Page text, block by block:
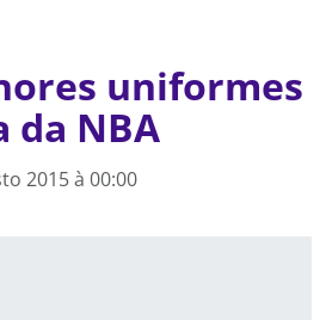
uniformes
da NBA
2015 à 00:00